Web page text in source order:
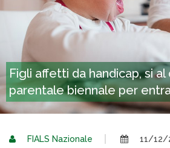
Figli affetti da handicap, si
parentale biennale per
FIALS Nazionale
11/12/